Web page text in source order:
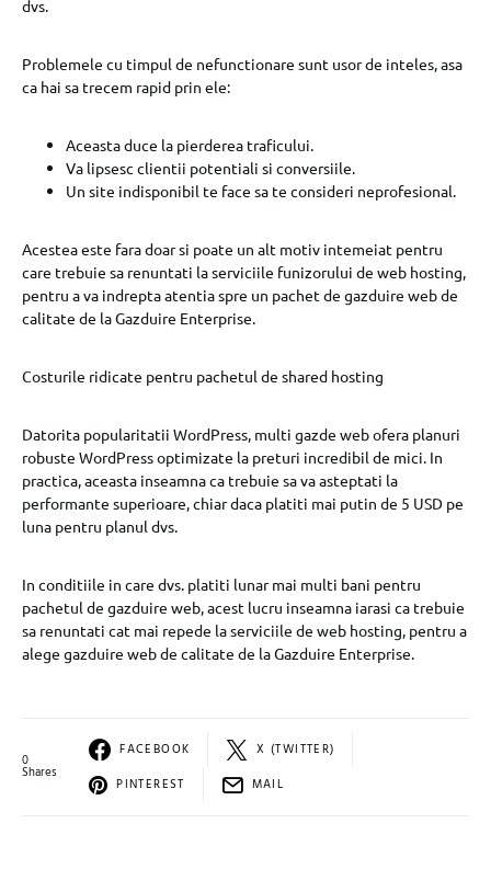
dvs.
Problemele cu timpul de nefunctionare sunt usor de inteles, asa
ca hai sa trecem rapid prin ele:
Aceasta duce la pierderea traficului.
Va lipsesc clientii potentiali si conversiile.
Un site indisponibil te face sa te consideri neprofesional.
Acestea este fara doar si poate un alt motiv intemeiat pentru
care trebuie sa renuntati la serviciile funizorului de web hosting,
pentru a va indrepta atentia spre un pachet de gazduire web de
calitate de la Gazduire Enterprise.
Costurile ridicate pentru pachetul de shared hosting
Datorita popularitatii WordPress, multi gazde web ofera planuri
robuste WordPress optimizate la preturi incredibil de mici. In
practica, aceasta inseamna ca trebuie sa va asteptati la
performante superioare, chiar daca platiti mai putin de 5 USD pe
luna pentru planul dvs.
In conditiile in care dvs. platiti lunar mai multi bani pentru
pachetul de gazduire web, acest lucru inseamna iarasi ca trebuie
sa renuntati cat mai repede la serviciile de web hosting, pentru a
alege gazduire web de calitate de la Gazduire Enterprise.
0
Shares
FACEBOOK
X (TWITTER)
PINTEREST
MAIL